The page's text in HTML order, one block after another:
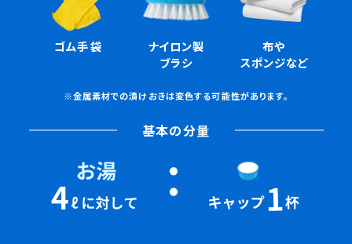
ゴム手袋
ナイロン製
ブラシ
布や
スポンジなど
※金属素材での漬けおきは変色する可能性があります。
基本の分量